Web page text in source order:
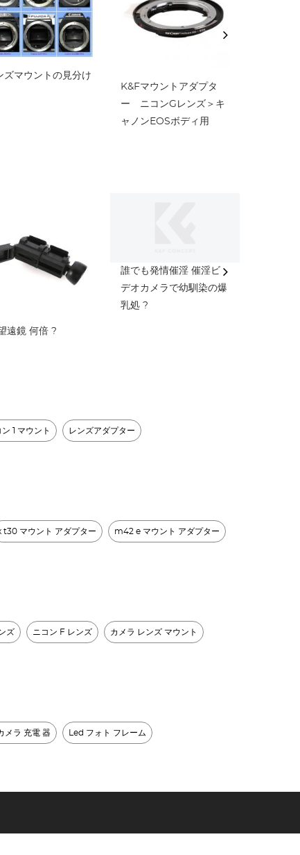
ズマウントの見分け
K&Fマウントアダプタ
ー ニコンGレンズ＞キ
ャノンEOSボディ用
遠鏡 何倍 ?
誰でも発情催淫 催淫ビ
デオカメラで幼馴染の爆
乳処 ?
ン 1 マウント​ レンズアダプター
t30 マウント アダプター m42 e マウント アダプター
ズ ニコン F レンズ カメラ レンズ マウント
メラ 充電 器 Led フォト フレーム